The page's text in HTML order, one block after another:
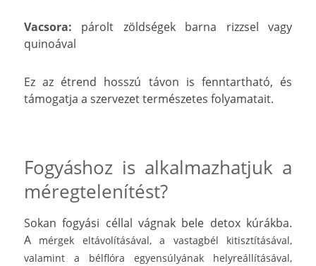
Vacsora: párolt zöldségek barna rizzsel vagy
quinoával
Ez az étrend hosszú távon is fenntartható, és
támogatja a szervezet természetes folyamatait.
Fogyáshoz is alkalmazhatjuk a
méregtelenítést?
Sokan fogyási céllal vágnak bele detox kúrákba.
A mérgek eltávolításával, a vastagbél kitisztításával,
valamint a bélflóra egyensúlyának helyreállításával,